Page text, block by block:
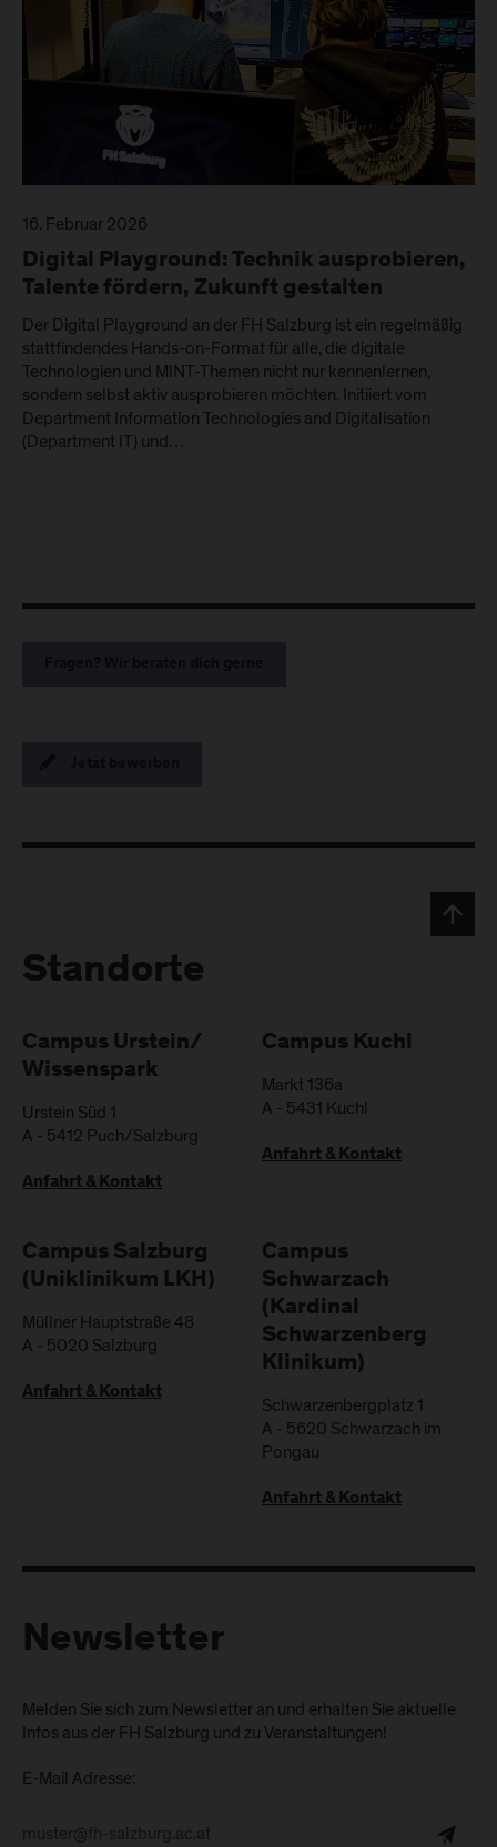
16. Februar 2026
Digital Playground: Technik ausprobieren,
Talente fördern, Zukunft gestalten
Der Digital Playground an der FH Salzburg ist ein regelmäßig
stattfindendes Hands-on-Format für alle, die digitale
Technologien und MINT-Themen nicht nur kennenlernen,
sondern selbst aktiv ausprobieren möchten. Initiiert vom
Department Information Technologies and Digitalisation
(Department IT) und…
Standorte
Campus Urstein/
Wissenspark
Urstein Süd 1
A - 5412 Puch/Salzburg
Anfahrt & Kontakt
Campus Kuchl
Markt 136a
A - 5431 Kuchl
Anfahrt & Kontakt
Campus Salzburg
(Uniklinikum LKH)
Müllner Hauptstraße 48
A - 5020 Salzburg
Anfahrt & Kontakt
Campus
Schwarzach
(Kardinal
Schwarzenberg
Klinikum)
Schwarzenbergplatz 1
A - 5620 Schwarzach im
Pongau
Anfahrt & Kontakt
Newsletter
Melden Sie sich zum Newsletter an und erhalten Sie aktuelle
Infos aus der FH Salzburg und zu Veranstaltungen!
E-Mail Adresse: